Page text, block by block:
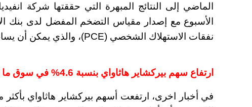
الماضي إلى النتائج المبهرة التي حققتها شركة
الأسبوع مع إصدار مقياس التضخم المفضل لدى بنك
نفقات الاستهلاك الشخصي (PCE)، والذي يمكن أن يساعد في تحديد اتجاه السياسة النقدية.
ارتفاع سهم بيركشاير هاثاواي بنسبة 4.6% في سوق ما قبل البيع بعد الأرباح